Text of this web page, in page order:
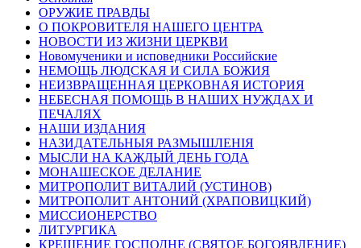
ОРУЖИЕ ПРАВДЫ
О ПОКРОВИТЕЛЯ НАШЕГО ЦЕНТРА
НОВОСТИ ИЗ ЖИЗНИ ЦЕРКВИ
Новомученики и исповедники Российские
НЕМОЩЬ ЛЮДСКАЯ И СИЛА БОЖИЯ
НЕИЗВРАЩЕННАЯ ЦЕРКОВНАЯ ИСТОРИЯ
НЕБЕСНАЯ ПОМОЩЬ В НАШИХ НУЖДАХ И
ПЕЧАЛЯХ
НАШИ ИЗДАНИЯ
НАЗИДАТЕЛЬНЫЯ РАЗМЫШЛЕНІЯ
МЫСЛИ НА КАЖДЫЙ ДЕНЬ ГОДА
МОНАШЕСКОЕ ДЕЛАНИЕ
МИТРОПОЛИТ ВИТАЛИЙ (УСТИНОВ)
МИТРОПОЛИТ АНТОНИЙ (ХРАПОВИЦКИЙ)
МИССИОНЕРСТВО
ЛИТУРГИКА
КРЕЩЕНИЕ ГОСПОДНЕ (СВЯТОЕ БОГОЯВЛЕНИЕ)